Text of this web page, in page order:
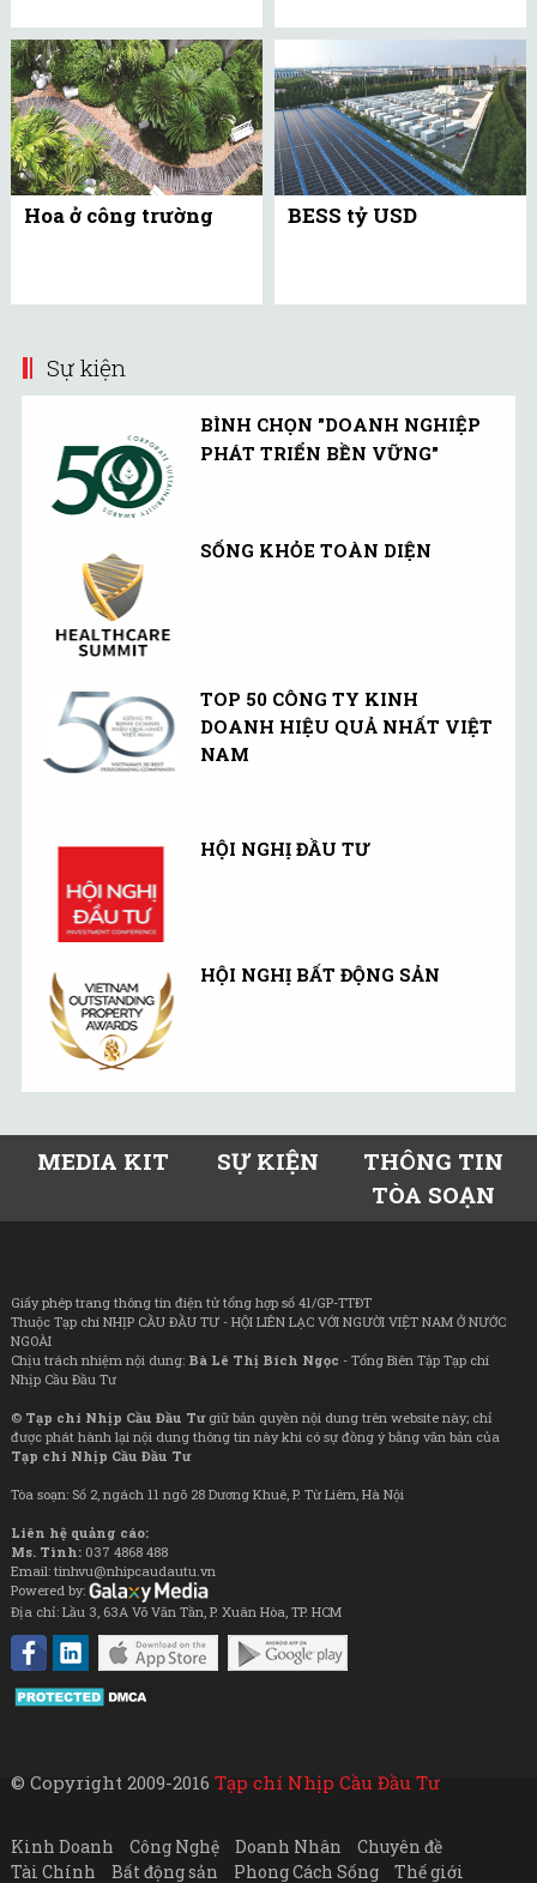
Hoa ở công trường BESS tỷ USD
Sự kiện
BÌNH CHỌN "DOANH NGHIỆP
PHÁT TRIỂN BỀN VỮNG"
SỐNG KHỎE TOÀN DIỆN
TOP 50 CÔNG TY KINH
DOANH HIỆU QUẢ NHẤT VIỆT
NAM
HỘI NGHỊ ĐẦU TƯ
HỘI NGHỊ BẤT ĐỘNG SẢN
MEDIA KIT SỰ KIỆN
THÔNG TIN
TÒA SOẠN
Giấy phép trang thông tin điện tử tổng hợp số 41/GP-TTĐT
Thuộc Tạp chí NHỊP CẦU ĐẦU TƯ - HỘI LIÊN LẠC VỚI NGƯỜI VIỆT NAM Ở NƯỚC
NGOÀI
Chịu trách nhiệm nội dung: Bà Lê Thị Bích Ngọc - Tổng Biên Tập Tạp chí
Nhịp Cầu Đầu Tư
© Tạp chí Nhịp Cầu Đầu Tưgiữ bản quyền nội dung trên website này; chỉ
được phát hành lại nội dung thông tin này khi có sự đồng ý bằng văn bản của
Tạp chí Nhịp Cầu Đầu Tư
Tòa soạn: Số 2, ngách 11 ngõ 28 Dương Khuê, P. Từ Liêm, Hà Nội
Liên hệ quảng cáo:
Ms. Tình: 037 4868 488
Email: tinhvu@nhipcaudautu.vn
Powered by:
Địa chỉ: Lầu 3, 63A Võ Văn Tần, P. Xuân Hòa, TP. HCM
© Copyright 2009-2016 Tạp chí Nhịp Cầu Đầu Tư
Kinh Doanh Công Nghệ Doanh Nhân
Chuyên đề
Tài Chính
Bất động sản Phong Cách Sống Thế giới